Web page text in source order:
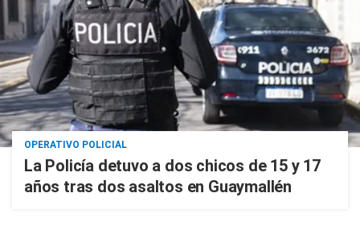
OPERATIVO POLICIAL
La Policía detuvo a dos chicos de 15 y 17
años tras dos asaltos en Guaymallén